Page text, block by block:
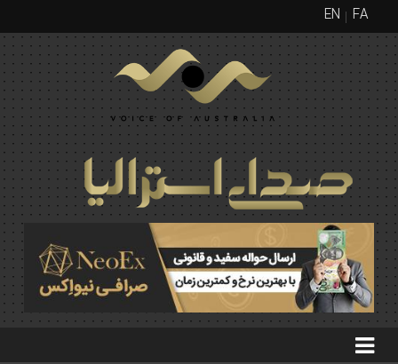
FA
EN
منوی
اصلی
FA
EN
گیشه
روزنامه
صفحه
نخست
گیشه
روزنامه
روزنامه